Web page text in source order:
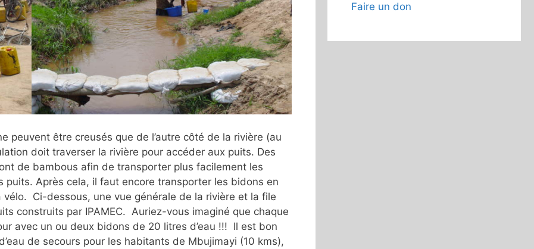
peuvent être creusés que de l’autre côté de la rivière (au
doit traverser la rivière pour accéder aux puits. Des
de bambous afin de transporter plus facilement les
puits. Après cela, il faut encore transporter les bidons en
vélo. Ci-dessous, une vue générale de la rivière et la file
construits par IPAMEC. Auriez-vous imaginé que chaque
avec un ou deux bidons de 20 litres d’eau !!! Il est bon
de secours pour les habitants de Mbujimayi (10 kms),
Faire un don